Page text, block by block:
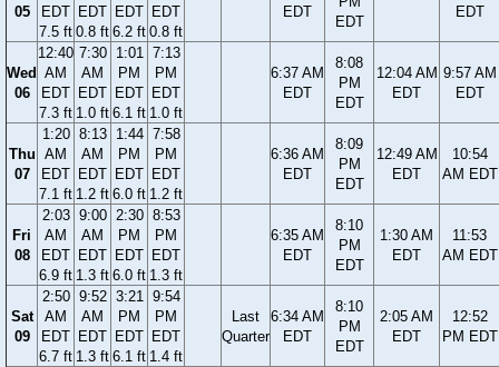
05
EDT
7.5 ft
EDT
0.8 ft
EDT
6.2 ft
EDT
0.8 ft
EDT
EDT
EDT
Wed
06
12:40
AM
EDT
7.3 ft
7:30
AM
EDT
1.0 ft
1:01
PM
EDT
6.1 ft
7:13
PM
EDT
1.0 ft
6:37 AM
EDT
8:08
PM
EDT
12:04 AM
EDT
9:57 AM
EDT
Thu
07
1:20
AM
EDT
7.1 ft
8:13
AM
EDT
1.2 ft
1:44
PM
EDT
6.0 ft
7:58
PM
EDT
1.2 ft
6:36 AM
EDT
8:09
PM
EDT
12:49 AM
EDT
10:54
AM EDT
Fri
08
2:03
AM
EDT
6.9 ft
9:00
AM
EDT
1.3 ft
2:30
PM
EDT
6.0 ft
8:53
PM
EDT
1.3 ft
6:35 AM
EDT
8:10
PM
EDT
1:30 AM
EDT
11:53
AM EDT
Sat
09
2:50
AM
EDT
6.7 ft
9:52
AM
EDT
1.3 ft
3:21
PM
EDT
6.1 ft
9:54
PM
EDT
1.4 ft
Last
Quarter
6:34 AM
EDT
8:10
PM
EDT
2:05 AM
EDT
12:52
PM EDT